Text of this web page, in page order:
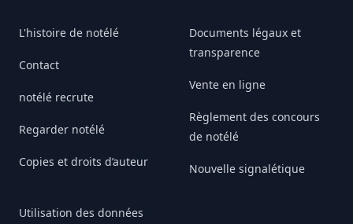
L'histoire de notélé
Contact
notélé recrute
Regarder notélé
Copies et droits d’auteur
Utilisation des données
Documents légaux et
transparence
Vente en ligne
Règlement des concours
de notélé
Nouvelle signalétique